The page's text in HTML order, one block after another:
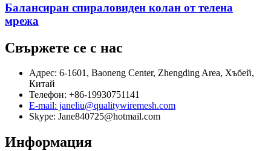
Балансиран спираловиден колан от телена
мрежа
Свържете се с нас
Адрес: 6-1601, Baoneng Center, Zhengding Area, Хъбей,
Китай
Телефон: +86-19930751141
E-mail: janeliu@qualitywiremesh.com
Skype: Jane840725@hotmail.com
Информация